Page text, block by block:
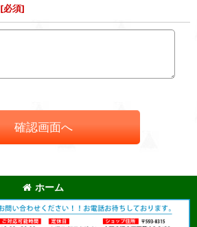
[必須]
確認画面へ
ホーム